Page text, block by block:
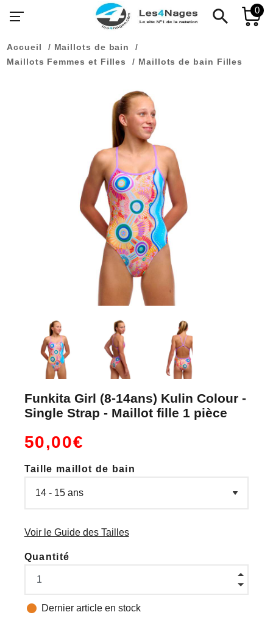
search 0
Accueil
Maillots de bain
Maillots Femmes et Filles
Maillots de bain Filles
Funkita Girl (8-14ans) Kulin Colour -
Single Strap - Maillot fille 1 pièce
50,00€
Taille maillot de bain
Voir le Guide des Tailles
Quantité
 Dernier article en stock